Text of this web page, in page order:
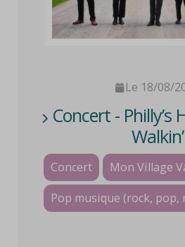
Le 18/08/
Concert - Philly’s
Walkin’
Concert
Mon Village
Pop musique (rock, pop,